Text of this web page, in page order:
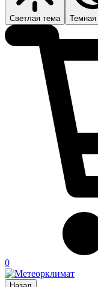
Светлая тема Темная
0